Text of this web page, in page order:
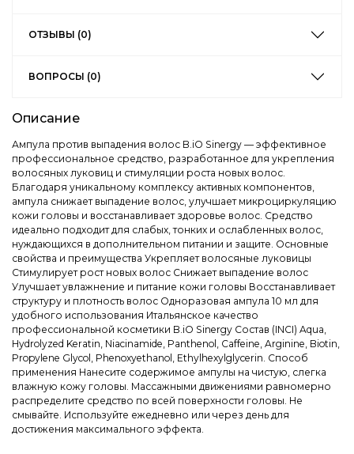
ОТЗЫВЫ (0)
ВОПРОСЫ (0)
Описание
Ампула против выпадения волос B.iO Sinergy — эффективное
профессиональное средство, разработанное для укрепления
волосяных луковиц и стимуляции роста новых волос.
Благодаря уникальному комплексу активных компонентов,
ампула снижает выпадение волос, улучшает микроциркуляцию
кожи головы и восстанавливает здоровье волос. Средство
идеально подходит для слабых, тонких и ослабленных волос,
нуждающихся в дополнительном питании и защите. Основные
свойства и преимущества Укрепляет волосяные луковицы
Стимулирует рост новых волос Снижает выпадение волос
Улучшает увлажнение и питание кожи головы Восстанавливает
структуру и плотность волос Одноразовая ампула 10 мл для
удобного использования Итальянское качество
профессиональной косметики B.iO Sinergy Состав (INCI) Aqua,
Hydrolyzed Keratin, Niacinamide, Panthenol, Caffeine, Arginine, Biotin,
Propylene Glycol, Phenoxyethanol, Ethylhexylglycerin. Способ
применения Нанесите содержимое ампулы на чистую, слегка
влажную кожу головы. Массажными движениями равномерно
распределите средство по всей поверхности головы. Не
смывайте. Используйте ежедневно или через день для
достижения максимального эффекта.